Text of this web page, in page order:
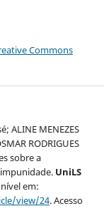
Commons
ALINE MENEZES
RODRIGUES
sobre a
UniLS
em:
view/24. Acesso